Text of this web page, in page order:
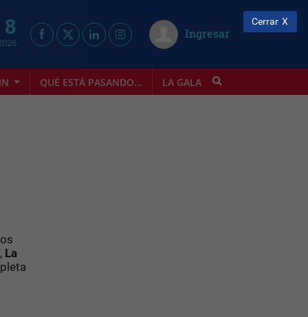
Ingresar
QUÉ ESTÁ PASANDO... LA GALA INFOSTYLE
, La
Cerrar